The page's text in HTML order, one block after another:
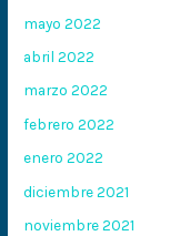
mayo 2022
abril 2022
marzo 2022
febrero 2022
enero 2022
diciembre 2021
noviembre 2021